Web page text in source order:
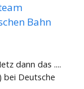
Bahn
dann das ....
Deutsche